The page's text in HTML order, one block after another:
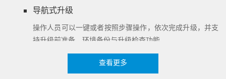
导航式升级
操作人员可以一键或者按照步骤操作，依次完成升级，并支
持升级前准备、环境备份与升级检查功能。
查看更多